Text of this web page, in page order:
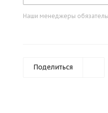
Наши менеджеры
Поделиться